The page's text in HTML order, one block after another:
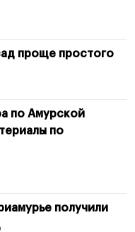
проще простого
по Амурской
по
получили